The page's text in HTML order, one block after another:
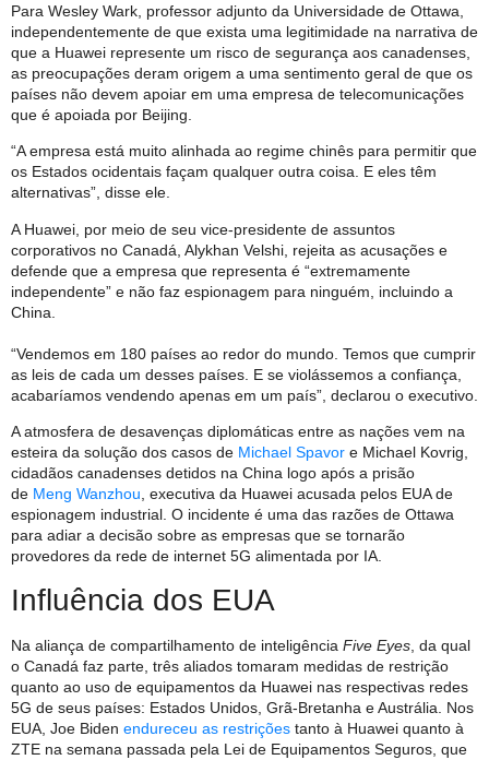
Para Wesley Wark, professor adjunto da Universidade de Ottawa,
independentemente de que exista uma legitimidade na narrativa de
que a Huawei represente um risco de segurança aos canadenses,
as preocupações deram origem a uma sentimento geral de que os
países não devem apoiar em uma empresa de telecomunicações
que é apoiada por Beijing.
“A empresa está muito alinhada ao regime chinês para permitir que
os Estados ocidentais façam qualquer outra coisa. E eles têm
alternativas”, disse ele.
A Huawei, por meio de seu vice-presidente de assuntos
corporativos no Canadá, Alykhan Velshi, rejeita as acusações e
defende que a empresa que representa é “extremamente
independente” e não faz espionagem para ninguém, incluindo a
China.
“Vendemos em 180 países ao redor do mundo. Temos que cumprir
as leis de cada um desses países. E se violássemos a confiança,
acabaríamos vendendo apenas em um país”, declarou o executivo.
A atmosfera de desavenças diplomáticas entre as nações vem na
esteira da solução dos casos de Michael Spavor e Michael Kovrig,
cidadãos canadenses detidos na China logo após a prisão
de Meng Wanzhou , executiva da Huawei acusada pelos EUA de
espionagem industrial. O incidente é uma das razões de Ottawa
para adiar a decisão sobre as empresas que se tornarão
provedores da rede de internet 5G alimentada por IA.
Influência dos EUA
Na aliança de compartilhamento de inteligência Five Eyes, da qual
o Canadá faz parte, três aliados tomaram medidas de restrição
quanto ao uso de equipamentos da Huawei nas respectivas redes
5G de seus países: Estados Unidos, Grã-Bretanha e Austrália. Nos
EUA, Joe Biden endureceu as restrições tanto à Huawei quanto à
ZTE na semana passada pela Lei de Equipamentos Seguros, que